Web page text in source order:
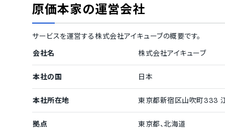
原価本家の運営会社
サービスを運営する株式会社アイキューブの概要です。
会社名
株式会社アイキューブ
本社の国 日本
本社所在地 東京都新宿区山吹町333
拠点 東京都、北海道